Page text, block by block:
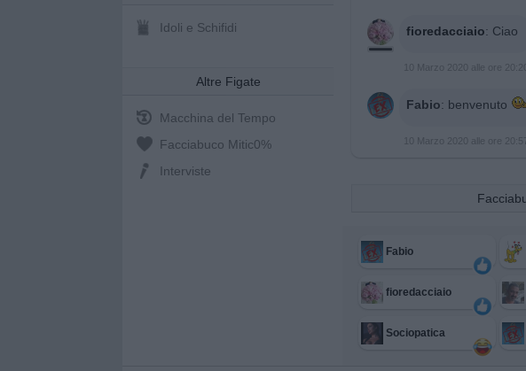
Idoli e Schifidi
Altre Figate
Macchina del Tempo
Facciabuco Mitic0%
Interviste
fioredacciaio: Ciao
10 Marzo 2020 alle ore 20:20
Fabio: benvenuto
10 Marzo 2020 alle ore 20:57
Fabio
fioredacciaio
Sociopatica